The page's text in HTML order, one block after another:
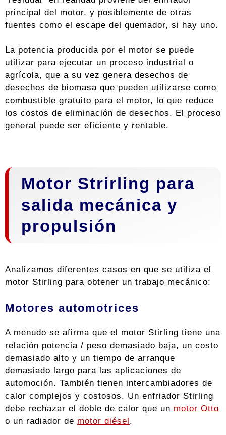
principal del motor, y posiblemente de otras
fuentes como el escape del quemador, si hay uno.
La potencia producida por el motor se puede
utilizar para ejecutar un proceso industrial o
agrícola, que a su vez genera desechos de
desechos de biomasa que pueden utilizarse como
combustible gratuito para el motor, lo que reduce
los costos de eliminación de desechos. El proceso
general puede ser eficiente y rentable.
Motor Strirling para
salida mecánica y
propulsión
Analizamos diferentes casos en que se utiliza el
motor Stirling para obtener un trabajo mecánico:
Motores automotrices
A menudo se afirma que el motor Stirling tiene una
relación potencia / peso demasiado baja, un costo
demasiado alto y un tiempo de arranque
demasiado largo para las aplicaciones de
automoción. También tienen intercambiadores de
calor complejos y costosos. Un enfriador Stirling
debe rechazar el doble de calor que un motor Otto
o un radiador de motor diésel.